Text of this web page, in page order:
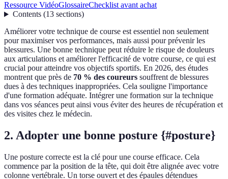
Ressource VidéoGlossaireChecklist avant achat
Contents(13 sections)
Améliorer votre technique de course est essentiel non seulement
pour maximiser vos performances, mais aussi pour prévenir les
blessures. Une bonne technique peut réduire le risque de douleurs
aux articulations et améliorer l'efficacité de votre course, ce qui est
crucial pour atteindre vos objectifs sportifs. En 2026, des études
montrent que près de 70 % des coureurs souffrent de blessures
dues à des techniques inappropriées. Cela souligne l'importance
d'une formation adéquate. Intégrer une formation sur la technique
dans vos séances peut ainsi vous éviter des heures de récupération et
des visites chez le médecin.
2. Adopter une bonne posture {#posture}
Une posture correcte est la clé pour une course efficace. Cela
commence par la position de la tête, qui doit être alignée avec votre
colonne vertébrale. Un torse ouvert et des épaules détendues